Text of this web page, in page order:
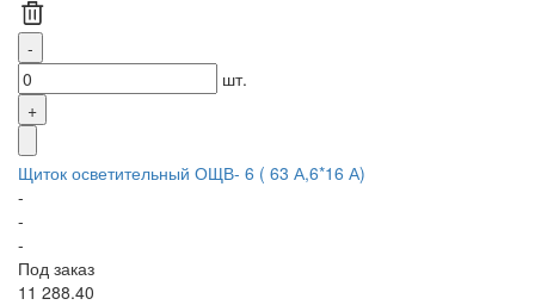
шт.
Щиток осветительный ОЩВ- 6 ( 63 А,6*16 А)
-
-
-
Под заказ
11 288.40